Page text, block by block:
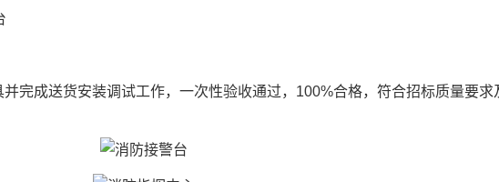
完成送货安装调试工作，一次性验收通过，100%合格，符合招标质量要求